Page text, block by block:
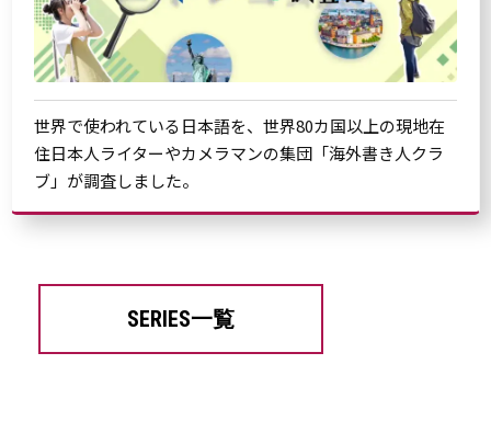
世界で使われている日本語を、世界80カ国以上の現地在
住日本人ライターやカメラマンの集団「海外書き人クラ
ブ」が調査しました。
SERIES一覧